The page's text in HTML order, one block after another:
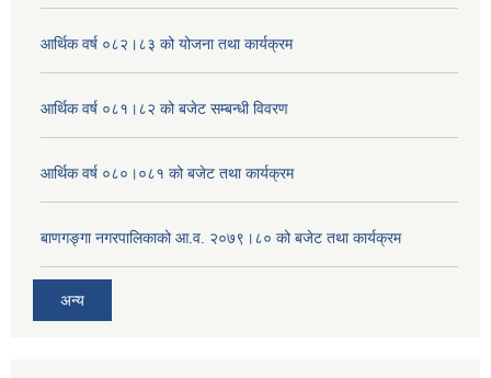
आर्थिक वर्ष ०८२।८३ को योजना तथा कार्यक्रम
आर्थिक वर्ष ०८१।८२ को बजेट सम्बन्धी विवरण
आर्थिक वर्ष ०८०।०८१ को बजेट तथा कार्यक्रम
बाणगङ्गा नगरपालिकाको आ.व. २०७९।८० को बजेट तथा कार्यक्रम
अन्य